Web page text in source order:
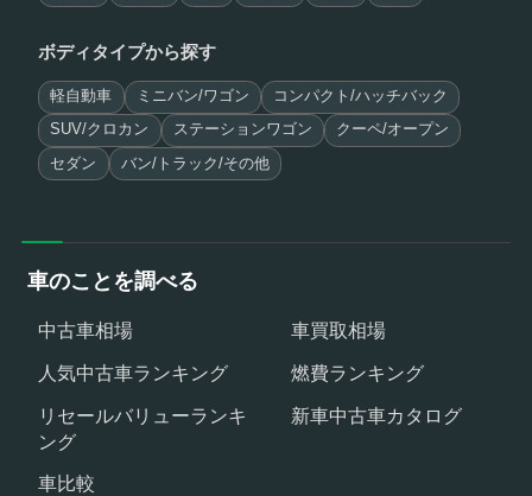
ボディタイプから探す
軽自動車 ミニバン/ワゴン コンパクト/ハッチバック
SUV/クロカン ステーションワゴン クーペ/オープン
セダン バン/トラック/その他
車のことを調べる
中古車相場
車買取相場
人気中古車ランキング
燃費ランキング
リセールバリューランキ
ング
新車中古車カタログ
車比較